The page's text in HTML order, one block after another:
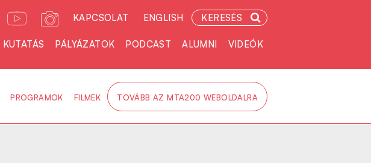
KAPCSOLAT ENGLISH KERESÉS
KUTATÁS PÁLYÁZATOK PODCAST ALUMNI VIDEÓK
PROGRAMOK FILMEK TOVÁBB AZ MTA200 WEBOLDALRA